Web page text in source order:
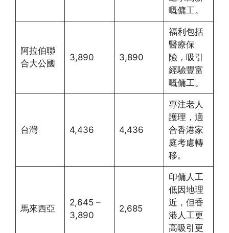
嘅傭工。
阿拉伯聯
合大公國
3,890 3,890
福利包括
醫療保
險，吸引
經驗豐富
嘅傭工。
台灣 4,436 4,436
專注老人
護理，適
合香港家
庭考慮轉
移。
馬來西亞
2,645 –
3,890
2,685
印傭人工
低因地理
近，但香
港人工更
高吸引更